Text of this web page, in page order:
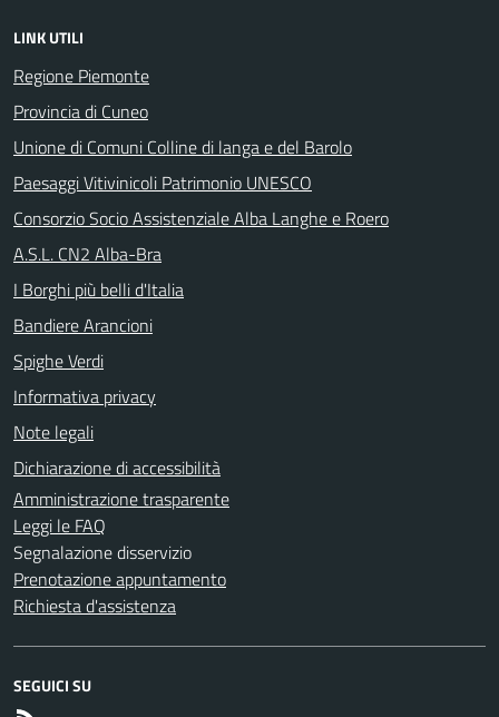
LINK UTILI
Regione Piemonte
Provincia di Cuneo
Unione di Comuni Colline di langa e del Barolo
Paesaggi Vitivinicoli Patrimonio UNESCO
Consorzio Socio Assistenziale Alba Langhe e Roero
A.S.L. CN2 Alba-Bra
I Borghi più belli d'Italia
Bandiere Arancioni
Spighe Verdi
Informativa privacy
Note legali
Dichiarazione di accessibilità
Amministrazione trasparente
Leggi le FAQ
Segnalazione disservizio
Prenotazione appuntamento
Richiesta d'assistenza
SEGUICI SU